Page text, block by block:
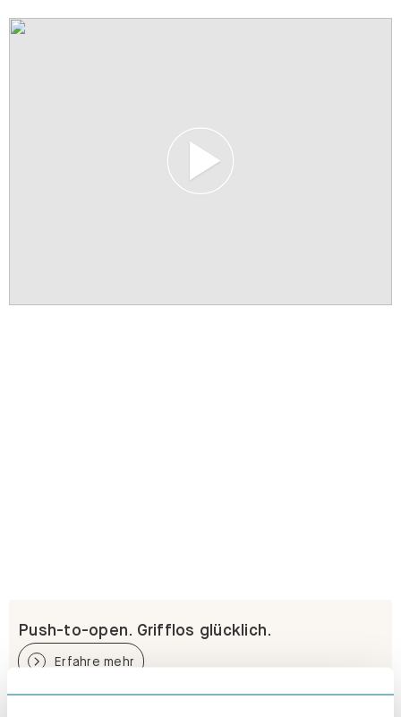
Push-to-open. Grifflos glücklich.
Erfahre mehr